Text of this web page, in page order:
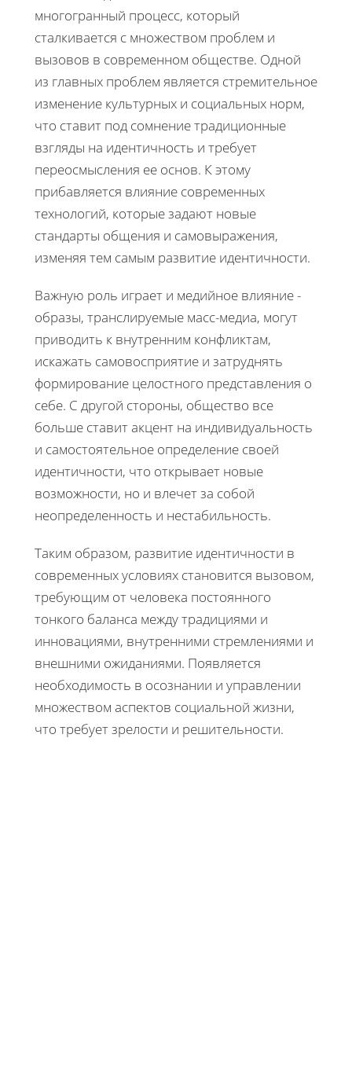
многогранный процесс, который
сталкивается с множеством проблем и
вызовов в современном обществе. Одной
из главных проблем является стремительное
изменение культурных и социальных норм,
что ставит под сомнение традиционные
взгляды на идентичность и требует
переосмысления ее основ. К этому
прибавляется влияние современных
технологий, которые задают новые
стандарты общения и самовыражения,
изменяя тем самым развитие идентичности.
Важную роль играет и медийное влияние -
образы, транслируемые масс-медиа, могут
приводить к внутренним конфликтам,
искажать самовосприятие и затруднять
формирование целостного представления о
себе. С другой стороны, общество все
больше ставит акцент на индивидуальность
и самостоятельное определение своей
идентичности, что открывает новые
возможности, но и влечет за собой
неопределенность и нестабильность.
Таким образом, развитие идентичности в
современных условиях становится вызовом,
требующим от человека постоянного
тонкого баланса между традициями и
инновациями, внутренними стремлениями и
внешними ожиданиями. Появляется
необходимость в осознании и управлении
множеством аспектов социальной жизни,
что требует зрелости и решительности.